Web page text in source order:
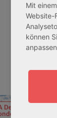
Degressive 5,00 %
Mit
Website-
können